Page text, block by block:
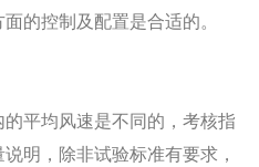
的控制及配置是合适的。
平均风速是不同的，考核指
明，除非试验标准有要求，